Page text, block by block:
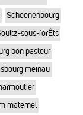
Schoenenbourg
sous-forÊts
bon pasteur
meinau
maternel